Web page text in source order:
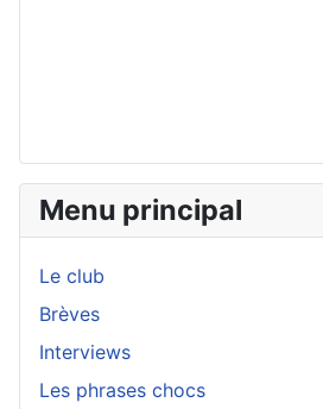
Menu principal
Le club
Brèves
Interviews
Les phrases chocs